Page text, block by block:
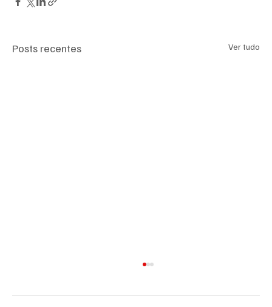
Posts recentes Ver tudo